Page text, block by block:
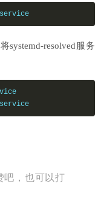
service
systemd-resolved服务
service
吧，也可以打